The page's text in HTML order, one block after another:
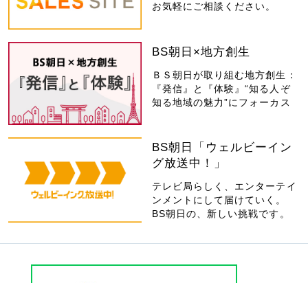
お気軽にご相談ください。
BS朝日×地方創生
ＢＳ朝日が取り組む地方創生：
『発信』と『体験』“知る人ぞ
知る地域の魅力”にフォーカス
BS朝日「ウェルビーイン
グ放送中！」
テレビ局らしく、エンターテイ
ンメントにして届けていく。
BS朝日の、新しい挑戦です。